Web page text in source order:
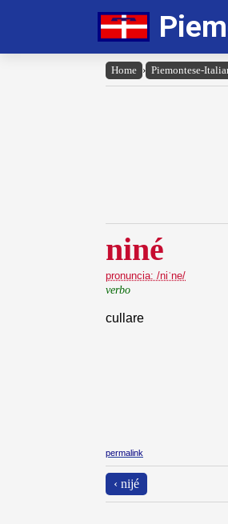
Home › Piemontese-
niné
pronuncia: /niˈne/
verbo
cullare
permalink
‹ nijé